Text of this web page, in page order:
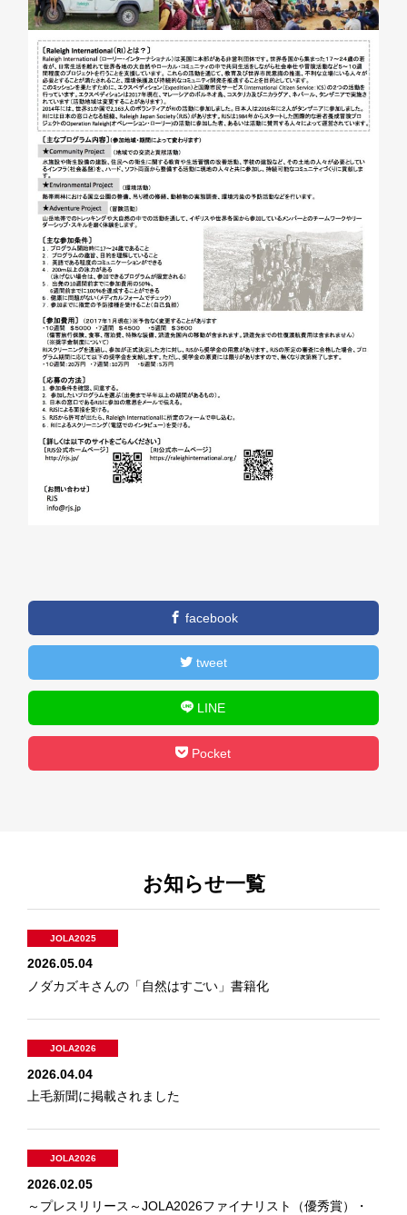
facebook
tweet
LINE
Pocket
お知らせ一覧
JOLA2025
2026.05.04
ノダカズキさんの「自然はすごい」書籍化
JOLA2026
2026.04.04
上毛新聞に掲載されました
JOLA2026
2026.02.05
～プレスリリース～JOLA2026ファイナリスト（優秀賞）・